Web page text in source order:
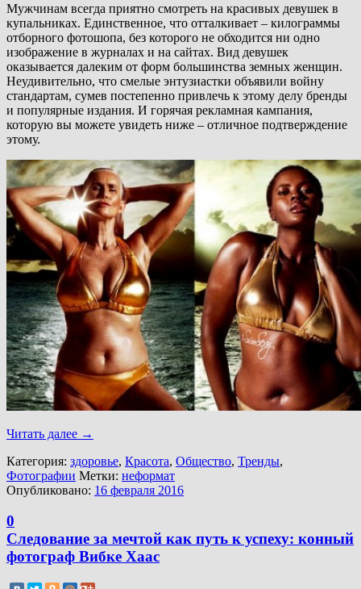
Мужчинам всегда приятно смотреть на красивых девушек в
купальниках. Единственное, что отталкивает – килограммы
отборного фотошопа, без которого не обходится ни одно
изображение в журналах и на сайтах. Вид девушек
оказывается далеким от форм большинства земных женщин.
Неудивительно, что смелые энтузиастки объявили войну
стандартам, сумев постепенно привлечь к этому делу бренды
и популярные издания. И горячая рекламная кампания,
которую вы можете увидеть ниже – отличное подтверждение
этому.
Читать далее →
Категория: здоровье, Красота, Общество, Тренды,
Фотографии Метки: неформат
Опубликовано: 16 февраля 2016
0
Следование за мечтой как путь к успеху: конный
фотограф Вибке Хаас